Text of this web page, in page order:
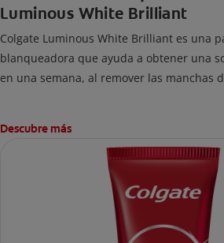
Luminous White Brilliant
Colgate Luminous White Brilliant es una
blanqueadora que ayuda a obtener una
en una semana, al remover las manchas
Descubre más